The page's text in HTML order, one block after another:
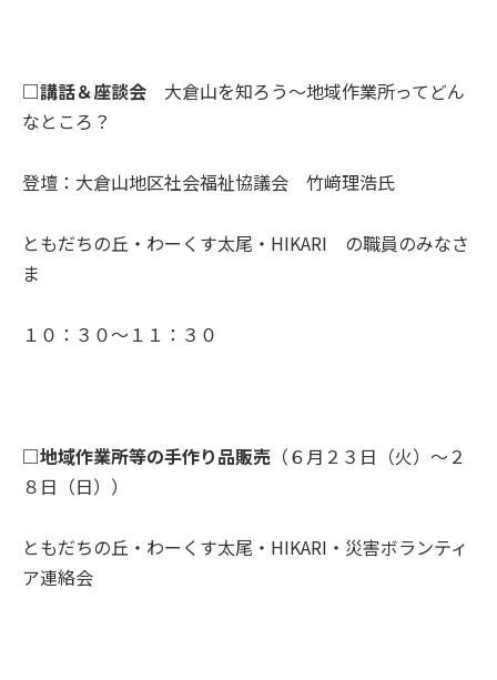
□講話＆座談会 大倉山を知ろう～地域作業所ってどん
なところ？
登壇：大倉山地区社会福祉協議会 竹﨑理浩氏
ともだちの丘・わーくす太尾・HIKARI の職員のみなさ
ま
１０：３０～１１：３０
□地域作業所等の手作り品販売 （６月２３日（火）～２
８日（日））
ともだちの丘・わーくす太尾・HIKARI・災害ボランティ
ア連絡会